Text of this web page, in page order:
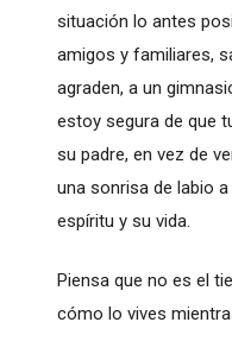
situación lo antes
amigos y familiares,
agraden, a un
estoy segura de que
su padre, en vez de
una sonrisa de labio
espíritu y su vida.
Piensa que no es el
cómo lo vives